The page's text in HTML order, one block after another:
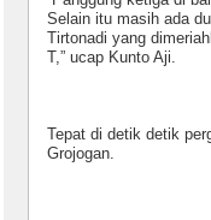
Selain itu masih ada
Tirtonadi yang
T,” ucap Kunto Aji.
Tepat di detik detik
Grojogan.